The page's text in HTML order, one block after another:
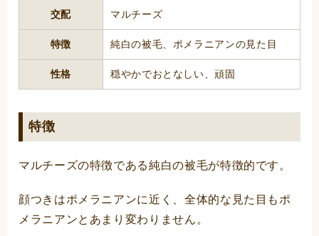
交配 マルチーズ
特徴 純白の被毛、ポメラニアンの見た目
性格 穏やかでおとなしい、頑固
特徴
マルチーズの特徴である純白の被毛が特徴的です。
顔つきはポメラニアンに近く、全体的な見た目もポ
メラニアンとあまり変わりません。